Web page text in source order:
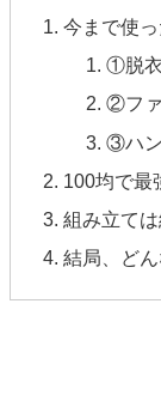
今まで使
①脱衣
②ファ
③ハン
100均で最
組み立て
結局、ど